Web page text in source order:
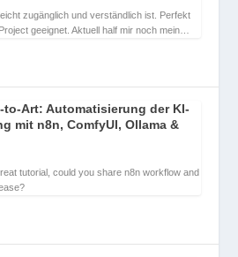
zugänglich und verständlich ist. Perfekt
geeignet. Aktuell half mir noch mein…
to-Art: Automatisierung der KI-
mit n8n, ComfyUI, Ollama &
tutorial, could you share n8n workflow and